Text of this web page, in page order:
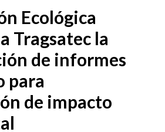
Ecológica
Tragsatec la
de informes
para
de impacto